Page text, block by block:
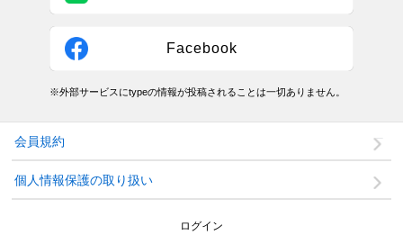
Facebook
※外部サービスにtypeの情報が投稿されることは一切ありません。
会員規約
個人情報保護の取り扱い
ログイン